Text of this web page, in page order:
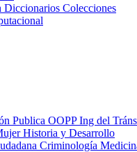
Diccionarios Colecciones
Publica OOPP Ing del
Historia y Desarrollo
Criminología